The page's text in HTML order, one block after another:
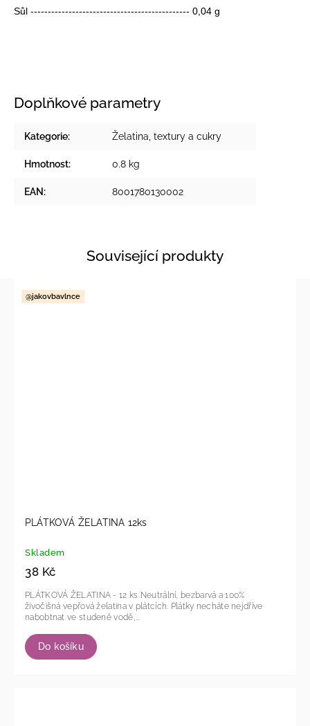
Sůl ---------------------------------------------- 0,04 g
Doplňkové parametry
Kategorie: Želatina, textury a cukry
Hmotnost: 0.8 kg
EAN: 8001780130002
Související produkty
@jakovbavlnce
PLÁTKOVÁ ŽELATINA 12ks
Skladem
38 Kč
Do košíku
PLÁTKOVÁ ŽELATINA - 12 ks Neutrální, bezbarvá a 100%
živočišná vepřová želatina v plátcích. Plátky necháte nejdříve
nabobtnat ve studeně vodě,...